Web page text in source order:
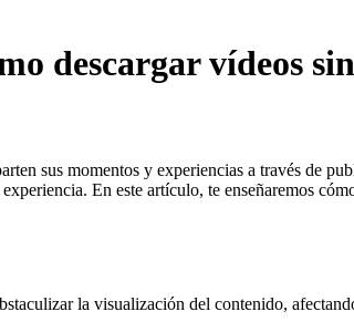
descargar vídeos
sus momentos y experiencias a través de
En este artículo, te enseñaremos
la visualización del contenido,